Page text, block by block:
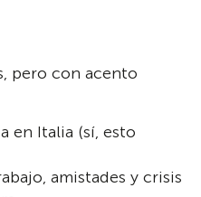
pero con acento
en Italia (sí, esto
amistades y crisis